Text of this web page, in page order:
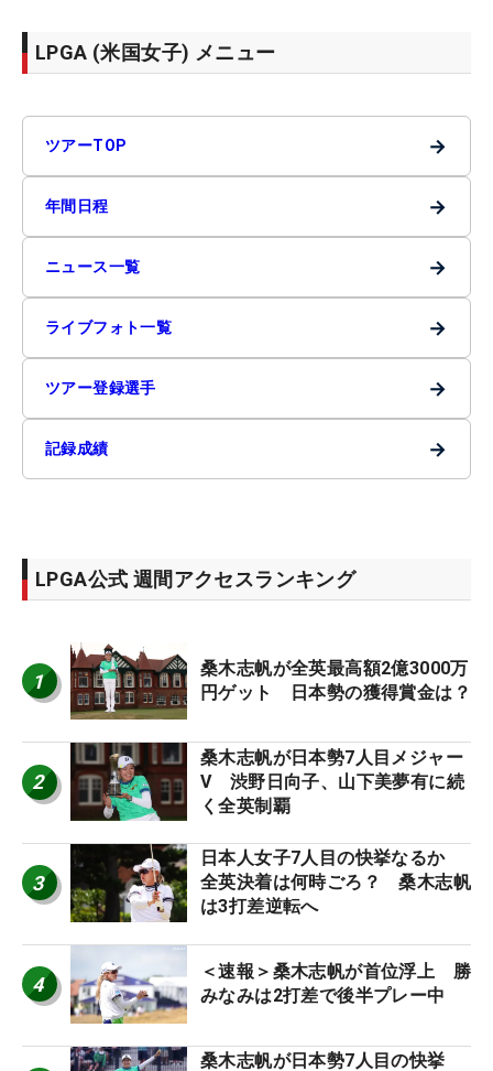
LPGA (米国女子) メニュー
ツアーTOP →
年間日程 →
ニュース一覧 →
ライブフォト一覧 →
ツアー登録選手 →
記録成績 →
LPGA公式 週間アクセスランキング
1
桑木志帆が全英最高額2億3000万
円ゲット 日本勢の獲得賞金は？
2
桑木志帆が日本勢7人目メジャー
V 渋野日向子、山下美夢有に続
く全英制覇
3
日本人女子7人目の快挙なるか
全英決着は何時ごろ？ 桑木志帆
は3打差逆転へ
4
＜速報＞桑木志帆が首位浮上 勝
みなみは2打差で後半プレー中
桑木志帆が日本勢7人目の快挙